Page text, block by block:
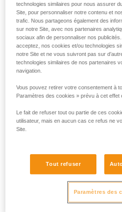
I’D S <
N° de série <
technologies similaires pour nous assurer
Site, pour personnaliser notre contenu et
trafic. Nous partageons également des
sur notre Site, avec nos partenaires
sociaux afin de personnaliser nos
acceptez, nos cookies et/ou technologies
notre Site et ne vous suivront pas sur
technologies similaires de nos partenaires
navigation.
Vous pouvez retirer votre consentement à
Paramètres des cookies » prévu à cet effet
Le fait de refuser tout ou partie de ces
utilisateur, mais en aucun cas ce refus ne
Site.
Tout refuser
Paramètres des